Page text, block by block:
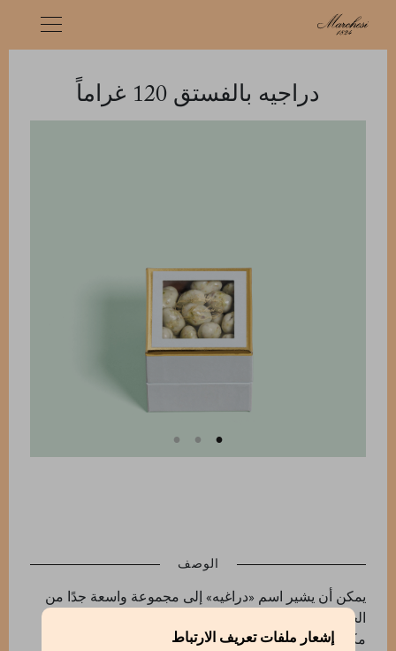
إشعار ملفات تعريف الارتباط
دراجيه بالفستق 120 غراماً
الوصف
يمكن أن يشير اسم «دراغيه» إلى مجموعة واسعة جدًا من
مكونات فائقة الجودة وطعم لا يُقاوم. إن حبات الفستق